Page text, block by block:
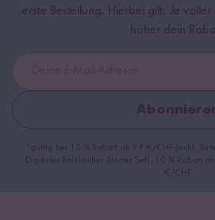
erste Bestellung. Hierbei gilt: Je
höher dein
*gültig bei 15 % Rabatt ab 99 €/CHF (exkl.
Digitaler Reiskocher Starter Set), 10 % Rabatt
€/CHF